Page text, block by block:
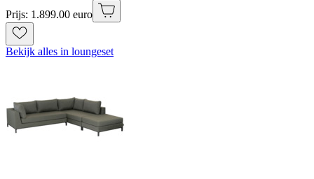
Prijs: 1.899.00 euro
Bekijk alles in loungeset